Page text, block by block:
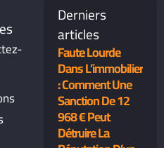
Derniers
articles
Faute Lourde
Dans L’immobilier
: Comment Une
Sanction De 12
968 € Peut
Détruire La